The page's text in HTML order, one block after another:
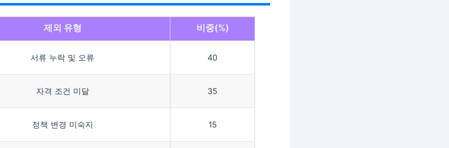
제외 유형 비중(%)
서류 누락 및 오류 40
자격 조건 미달 35
정책 변경 미숙지 15